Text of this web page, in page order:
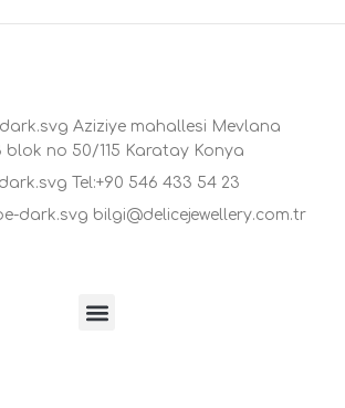
Aziziye mahallesi Mevlana
blok no 50/115 Karatay Konya
Tel:+90 546 433 54 23
bilgi@delicejewellery.com.tr